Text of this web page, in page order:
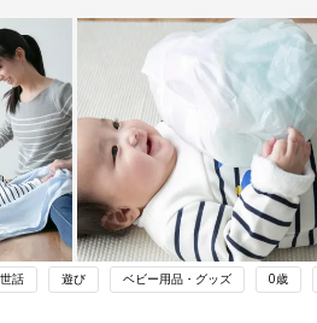
話 遊び ベビー用品・グッズ 0歳